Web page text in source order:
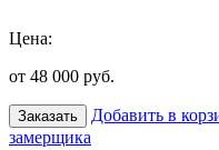
Цена:
от 48 000 руб.
Заказать Добавить в
замерщика